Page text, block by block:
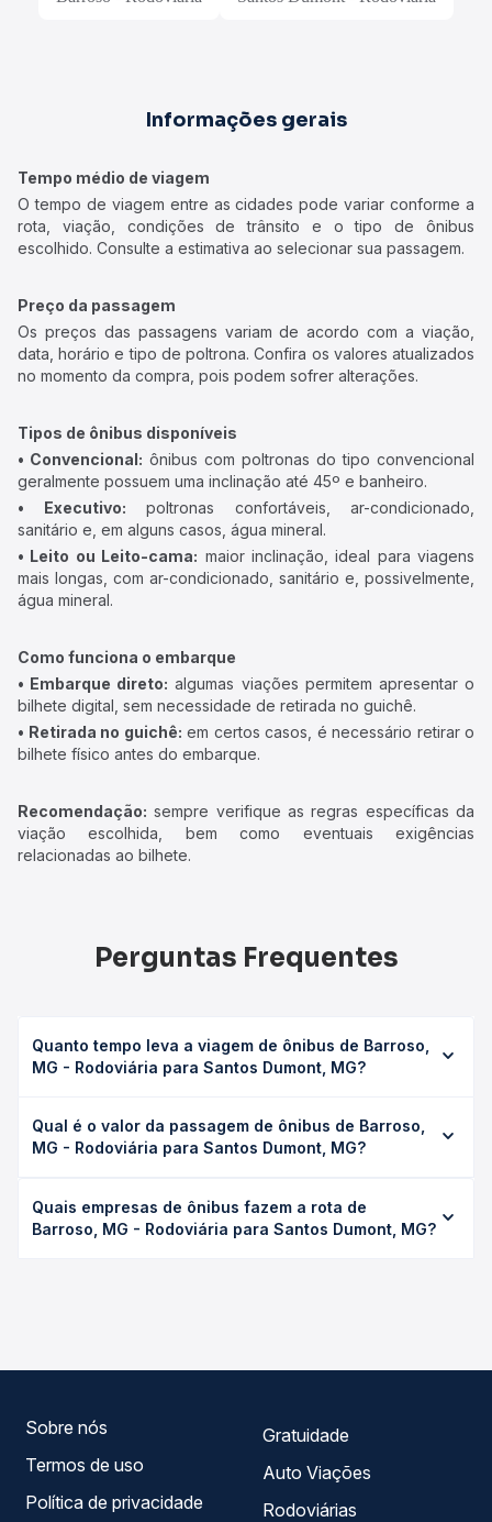
Informações gerais
Tempo médio de viagem
O tempo de viagem entre as cidades pode variar conforme a
rota, viação, condições de trânsito e o tipo de ônibus
escolhido. Consulte a estimativa ao selecionar sua passagem.
Preço da passagem
Os preços das passagens variam de acordo com a viação,
data, horário e tipo de poltrona. Confira os valores atualizados
no momento da compra, pois podem sofrer alterações.
Tipos de ônibus disponíveis
• Convencional: ônibus com poltronas do tipo convencional
geralmente possuem uma inclinação até 45º e banheiro.
• Executivo: poltronas confortáveis, ar-condicionado,
sanitário e, em alguns casos, água mineral.
• Leito ou Leito-cama: maior inclinação, ideal para viagens
mais longas, com ar-condicionado, sanitário e, possivelmente,
água mineral.
Como funciona o embarque
• Embarque direto: algumas viações permitem apresentar o
bilhete digital, sem necessidade de retirada no guichê.
• Retirada no guichê: em certos casos, é necessário retirar o
bilhete físico antes do embarque.
Recomendação: sempre verifique as regras específicas da
viação escolhida, bem como eventuais exigências
relacionadas ao bilhete.
Perguntas Frequentes
Quanto tempo leva a viagem de ônibus de Barroso,
MG - Rodoviária para Santos Dumont, MG?
Santos Dumont, MG leva em média 1h 35min, podendo
variar conforme a viação, o tipo de serviço (convencional,
duração exata de cada opção na data desejada.
Qual é o valor da passagem de ônibus de Barroso,
MG - Rodoviária para Santos Dumont, MG?
Rodoviária para Santos Dumont, MG custa em média R$
41,90 e varia conforme a data da viagem, a empresa, o
Quais empresas de ônibus fazem a rota de
Barroso, MG - Rodoviária para Santos Dumont, MG?
Sobre nós
Termos de uso
Política de privacidade
Gratuidade
Auto Viações
Rodoviárias